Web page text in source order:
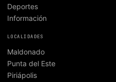
Deportes
Información
LOCALIDADES
Maldonado
Punta del Este
Piriápolis